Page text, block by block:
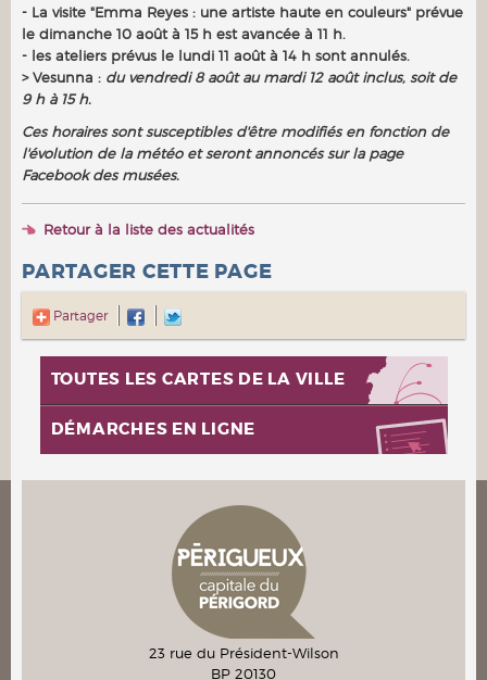
- La visite "Emma Reyes : une artiste haute en couleurs" prévue
le dimanche 10 août à 15 h est avancée à 11 h.
- les ateliers prévus le lundi 11 août à 14 h sont annulés.
> Vesunna : du vendredi 8 août au mardi 12 août inclus, soit de
9 h à 15 h.
Ces horaires sont susceptibles d'être modifiés en fonction de
l'évolution de la météo et seront annoncés sur la page
Facebook des musées.
Retour à la liste des actualités
PARTAGER CETTE PAGE
Partager
TOUTES LES CARTES DE LA VILLE
DÉMARCHES EN LIGNE
23 rue du Président-Wilson
BP 20130